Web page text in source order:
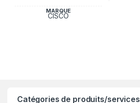
MARQUE
CISCO
Catégories de produits/services